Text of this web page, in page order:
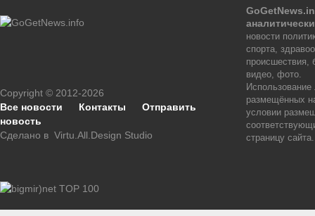
Copyright © 2012-2026
Все новости
Контакты
Отправить
новость
Сделано в Virtu.All.Design Studio
новости
спорта,
происшествия,
видео, фото.
размещённых
условии
страницу сайта.